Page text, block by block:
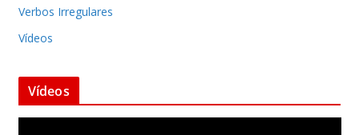
Verbos Irregulares
Vídeos
Vídeos